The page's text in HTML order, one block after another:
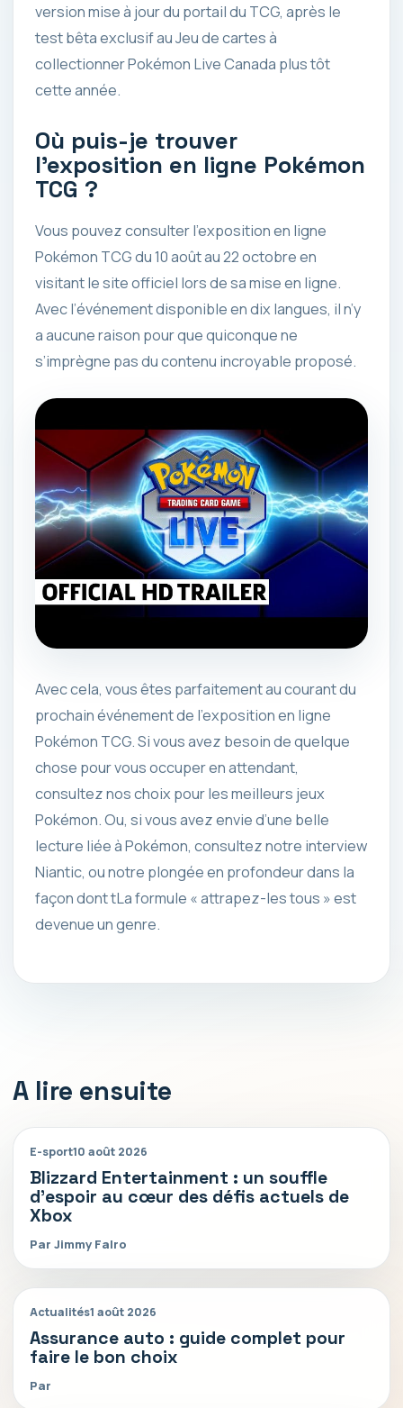
version mise à jour du portail du TCG, après le
test bêta exclusif au Jeu de cartes à
collectionner Pokémon Live Canada plus tôt
cette année.
Où puis-je trouver
l’exposition en ligne Pokémon
TCG ?
Vous pouvez consulter l’exposition en ligne
Pokémon TCG du 10 août au 22 octobre en
visitant le site officiel lors de sa mise en ligne.
Avec l’événement disponible en dix langues, il n’y
a aucune raison pour que quiconque ne
s’imprègne pas du contenu incroyable proposé.
Avec cela, vous êtes parfaitement au courant du
prochain événement de l’exposition en ligne
Pokémon TCG. Si vous avez besoin de quelque
chose pour vous occuper en attendant,
consultez nos choix pour les meilleurs jeux
Pokémon. Ou, si vous avez envie d’une belle
lecture liée à Pokémon, consultez notre interview
Niantic, ou notre plongée en profondeur dans la
façon dont tLa formule « attrapez-les tous » est
devenue un genre.
A lire ensuite
E-sport10 août 2026
Blizzard Entertainment : un souffle
d’espoir au cœur des défis actuels de
Xbox
Par Jimmy Falro
Actualités1 août 2026
Assurance auto : guide complet pour
faire le bon choix
Par